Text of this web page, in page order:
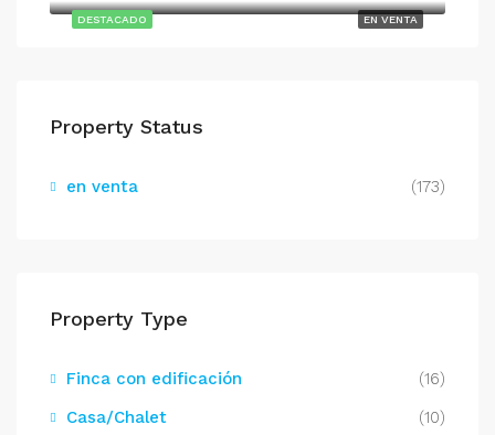
EN VENTA
DESTACADO
Property Status
en venta (173)
Property Type
Finca con edificación
(16)
Casa/Chalet
(10)